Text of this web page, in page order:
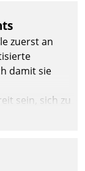
zuerst an
damit sie
sein, sich zu
sie an ihr